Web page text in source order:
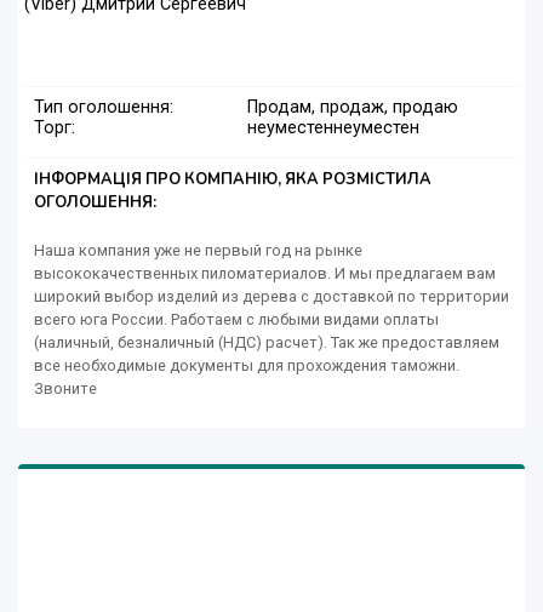
(Viber) Дмитрий Сергеевич
Тип оголошення:
Продам, продаж, продаю
Торг:
неуместеннеуместен
ІНФОРМАЦІЯ ПРО КОМПАНІЮ, ЯКА РОЗМІСТИЛА
ОГОЛОШЕННЯ:
Наша компания уже не первый год на рынке
высококачественных пиломатериалов. И мы предлагаем вам
широкий выбор изделий из дерева с доставкой по территории
всего юга России. Работаем с любыми видами оплаты
(наличный, безналичный (НДС) расчет). Так же предоставляем
все необходимые документы для прохождения таможни.
Звоните